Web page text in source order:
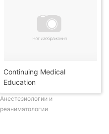
Continuing Medical
Education
Анестезиологии и
реаниматологии